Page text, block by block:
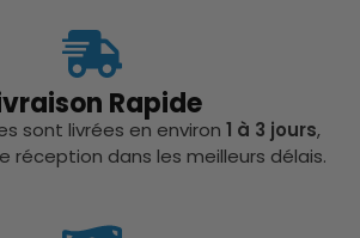
Rapide
sont livrées en environ 1 à 3 jours,
réception dans les meilleurs délais.